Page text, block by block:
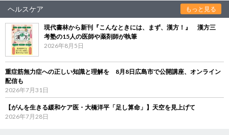
ヘルスケア もっと見る
現代書林から新刊『こんなときには、まず、漢方！』 漢方三
考塾の15人の医師や薬剤師が執筆
2026年8月5日
重症筋無力症への正しい知識と理解を 8月8日広島市で公開講座、オンライン
配信も
2026年7月31日
【がんを生きる緩和ケア医・大橋洋平「足し算命」】天空を見上げて
2026年7月28日